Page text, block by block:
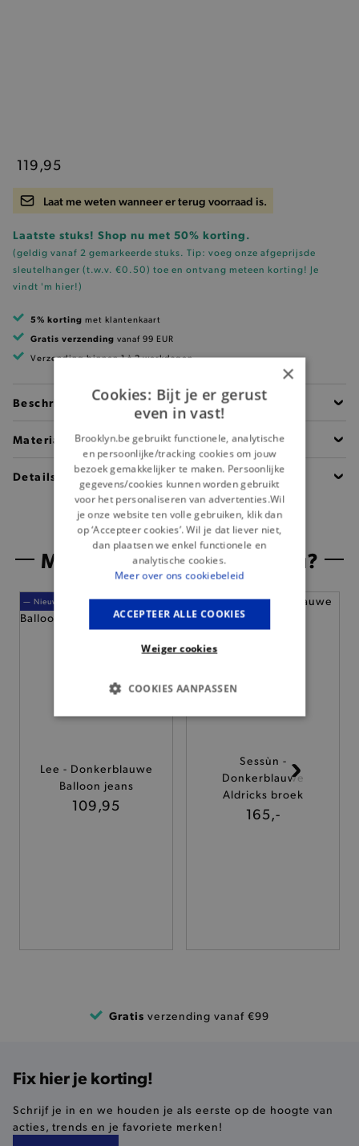
119,95
Laat me weten wanneer er terug voorraad is.
Laatste stuks! Shop nu met 50% korting.
(geldig vanaf 2 gemarkeerde stuks. Tip: voeg onze afgeprijsde
sleutelhanger (t.w.v. €0.50) toe en ontvang meteen korting! Je
vindt 'm hier!)
5% korting met klantenkaart
Gratis verzending vanaf 99 EUR
Verzending binnen 1 à 2 werkdagen
Beschrijving
Materiaal
Details
Misschien is dit iets voor jou?
— Nieuw
Lee - Donkerblauwe
Balloon jeans
109,95
— Nieuw
Sessùn -
Donkerblauwe
Aldricks broek
165,-
Gratis verzending vanaf €99
Fix hier je korting!
Schrijf je in en we houden je als eerste op de hoogte van
acties, trends en je favoriete merken!
×
Cookies: Bijt je er gerust
even in vast!
Brooklyn.be gebruikt functionele, analytische
en persoonlijke/tracking cookies om jouw
bezoek gemakkelijker te maken. Persoonlijke
gegevens/cookies kunnen worden gebruikt
voor het personaliseren van advertenties.Wil
je onze website ten volle gebruiken, klik dan
op ‘Accepteer cookies’. Wil je dat liever niet,
dan plaatsen we enkel functionele en
analytische cookies.
Meer over ons cookiebeleid
ACCEPTEER ALLE COOKIES
Weiger cookies
COOKIES AANPASSEN
BASIS COOKIES
TARGETING
buikjes algemene bezoekersinformatie, maar
product-added-modal